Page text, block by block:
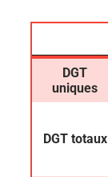
DGT
uniques
DGT totaux